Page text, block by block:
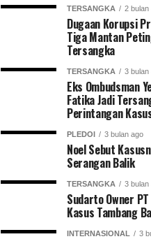
TERSANGKA 2 bulan
Dugaan Korupsi
Tiga Mantan
Tersangka
TERSANGKA 3 bulan
Eks Ombudsman
Fatika Jadi
Perintangan
PLEDOI 3 bulan ago
Noel Sebut
Serangan Balik
TERSANGKA 3 bulan
Sudarto Owner
Kasus Tambang
INTERNASIONAL 3